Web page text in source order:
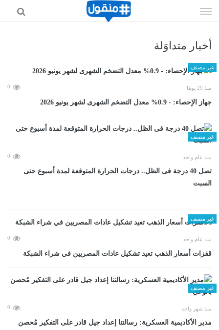
الى
أخبار متداوَلة
غير مصنف
منذ 29 يومًا 0
جهاز الإحصاء: - 0.9% معدل التضخم الشهرى لشهر يونيو 2026
غير مصنف
منذ عام واحد 0
تصل 40 درجة فى الظل.. درجات الحرارة المتوقعة لمدة أسبوع حتى
السبت
غير مصنف
منذ عام واحد 0
قفزات أسعار الذهب تعيد تشكيل عادات المصريين في شراء الشبكة
غير مصنف
منذ شهر واحد 0
مدير الأكاديمية العسكرية: رسالتنا إعداد جيل قادر على التفكير مُحصن